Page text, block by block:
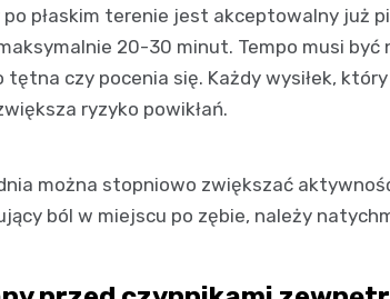
płaskim terenie jest akceptowalny już
20-30 minut. Tempo musi być
tętna czy pocenia się. Każdy wysiłek,
ryzyko powikłań.
można stopniowo zwiększać
ból w miejscu po zębie, należy